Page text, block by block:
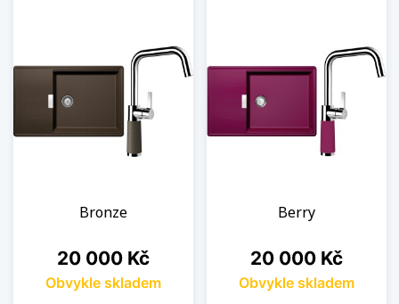
Bronze
Cena
20 000 Kč
Obvykle skladem
Berry
Cena
20 000 Kč
Obvykle skladem